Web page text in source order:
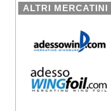
ALTRI MERCATINI